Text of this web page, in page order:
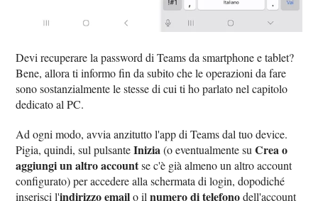
Devi recuperare la password di Teams da smartphone e tablet?
Bene, allora ti informo fin da subito che le operazioni da fare
sono sostanzialmente le stesse di cui ti ho parlato nel capitolo
dedicato al PC.
Ad ogni modo, avvia anzitutto l'app di Teams dal tuo device.
Pigia, quindi, sul pulsanteInizia(o eventualmente suCrea o
aggiungi un altro accountse c'è già almeno un altro account
configurato) per accedere alla schermata di login, dopodiché
inserisci l'indirizzo emailo ilnumero di telefonodell'account